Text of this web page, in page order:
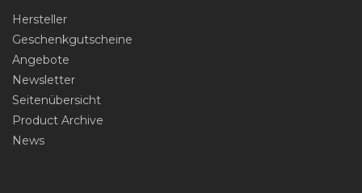
Hersteller
Geschenkgutscheine
Angebote
Newsletter
Seitenübersicht
Product Archive
News